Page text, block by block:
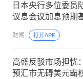
日本央行多位委员
议息会议加息预期
财闻 打开APP
高盛反驳市场担忧
预汇市无碍美元霸权 FIMA工具彰显